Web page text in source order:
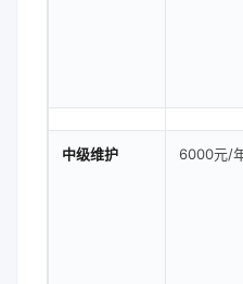
中级维护 6000元/